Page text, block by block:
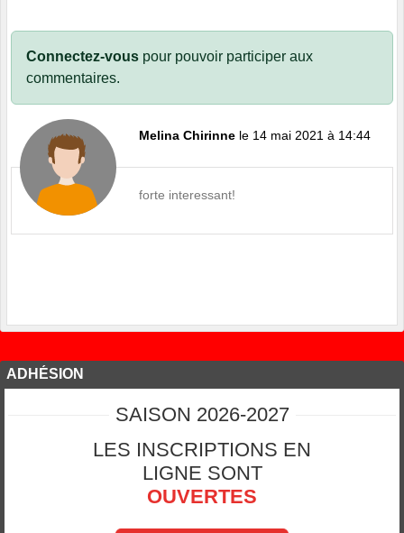
Connectez-vous pour pouvoir participer aux
commentaires.
Melina Chirinne le 14 mai 2021 à 14:44
forte interessant!
ADHÉSION
SAISON 2026-2027
LES INSCRIPTIONS EN
LIGNE SONT
OUVERTES